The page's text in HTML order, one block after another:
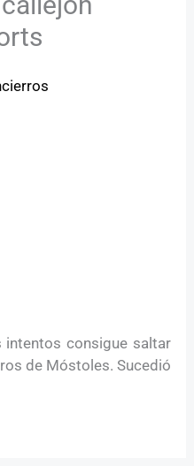
intentos consigue saltar
de Móstoles. Sucedió